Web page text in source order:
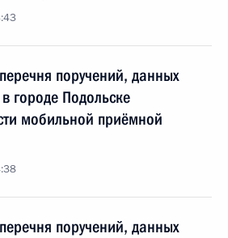
поручений, данных
городе Подольске
мобильной приёмной
поручений, данных